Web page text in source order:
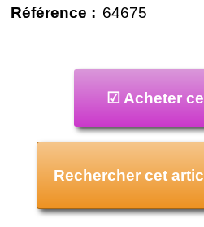
Référence : 64675
☑ Acheter
Rechercher cet